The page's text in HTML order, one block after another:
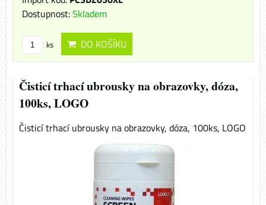
Dostupnost:Skladem
ks DO KOŠÍKU
Čisticí trhací ubrousky na obrazovky, dóza,
100ks, LOGO
Čisticí trhací ubrousky na obrazovky, dóza, 100ks, LOGO